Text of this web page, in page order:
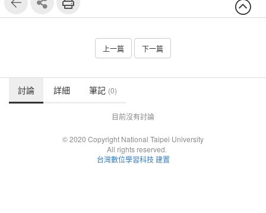
上一篇 下一篇
討論 詳細 筆記 (0)
目前沒有討論
© 2020 Copyright National Taipei University
All rights reserved.
台灣數位學習科技 建置